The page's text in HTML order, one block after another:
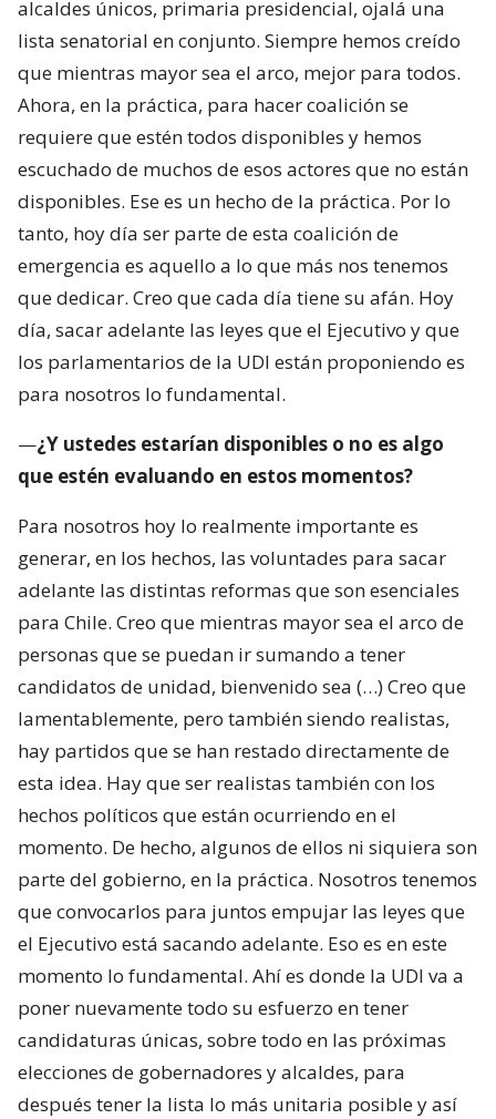
alcaldes únicos, primaria presidencial, ojalá una
lista senatorial en conjunto. Siempre hemos creído
que mientras mayor sea el arco, mejor para todos.
Ahora, en la práctica, para hacer coalición se
requiere que estén todos disponibles y hemos
escuchado de muchos de esos actores que no están
disponibles. Ese es un hecho de la práctica. Por lo
tanto, hoy día ser parte de esta coalición de
emergencia es aquello a lo que más nos tenemos
que dedicar. Creo que cada día tiene su afán. Hoy
día, sacar adelante las leyes que el Ejecutivo y que
los parlamentarios de la UDI están proponiendo es
para nosotros lo fundamental.
—¿Y ustedes estarían disponibles o no es algo
que estén evaluando en estos momentos?
Para nosotros hoy lo realmente importante es
generar, en los hechos, las voluntades para sacar
adelante las distintas reformas que son esenciales
para Chile. Creo que mientras mayor sea el arco de
personas que se puedan ir sumando a tener
candidatos de unidad, bienvenido sea (…) Creo que
lamentablemente, pero también siendo realistas,
hay partidos que se han restado directamente de
esta idea. Hay que ser realistas también con los
hechos políticos que están ocurriendo en el
momento. De hecho, algunos de ellos ni siquiera son
parte del gobierno, en la práctica. Nosotros tenemos
que convocarlos para juntos empujar las leyes que
el Ejecutivo está sacando adelante. Eso es en este
momento lo fundamental. Ahí es donde la UDI va a
poner nuevamente todo su esfuerzo en tener
candidaturas únicas, sobre todo en las próximas
elecciones de gobernadores y alcaldes, para
después tener la lista lo más unitaria posible y así